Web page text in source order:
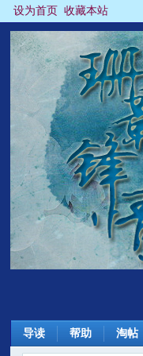
设为首页 收藏本站
导读 帮助 淘帖